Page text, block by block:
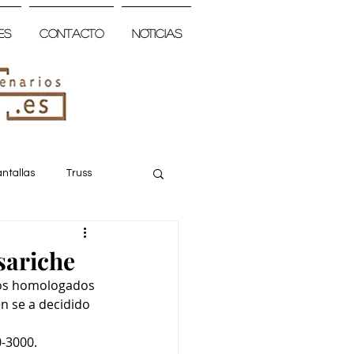
Contacto Noticias
Truss
homologados
se a decidido
3000.